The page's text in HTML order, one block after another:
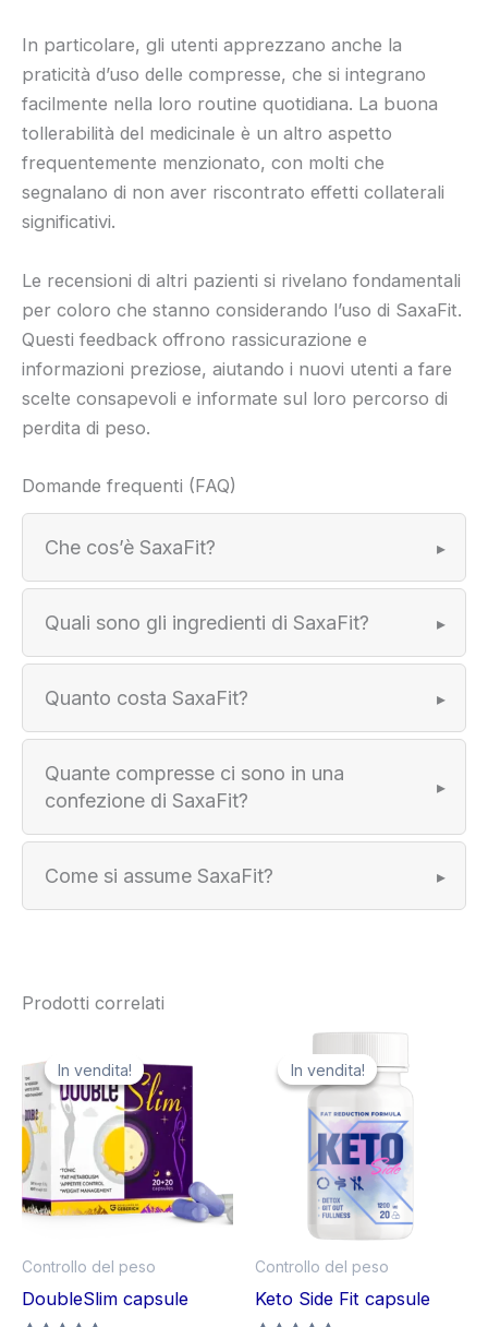
In particolare, gli utenti apprezzano anche la
praticità d’uso delle compresse, che si integrano
facilmente nella loro routine quotidiana. La buona
tollerabilità del medicinale è un altro aspetto
frequentemente menzionato, con molti che
segnalano di non aver riscontrato effetti collaterali
significativi.
Le recensioni di altri pazienti si rivelano fondamentali
per coloro che stanno considerando l’uso di SaxaFit.
Questi feedback offrono rassicurazione e
informazioni preziose, aiutando i nuovi utenti a fare
scelte consapevoli e informate sul loro percorso di
perdita di peso.
Domande frequenti (FAQ)
Che cos’è SaxaFit?
Quali sono gli ingredienti di SaxaFit?
Quanto costa SaxaFit?
Quante compresse ci sono in una
confezione di SaxaFit?
Come si assume SaxaFit?
Prodotti correlati
In vendita!
In vendita!
Controllo del peso
DoubleSlim capsule
In vendita!
In vendita!
Controllo del peso
Keto Side Fit capsule